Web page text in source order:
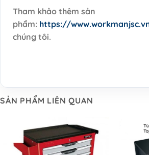
Tham khảo thêm sản
phẩm: https://
chúng tôi.
SẢN PHẨM LIÊN QUAN